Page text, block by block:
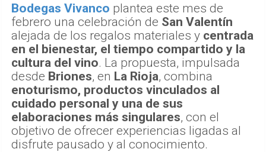
Bodegas Vivanco plantea este mes de
febrero una celebración de San Valentín
alejada de los regalos materiales y centrada
en el bienestar, el tiempo compartido y la
cultura del vino. La propuesta, impulsada
desde Briones, en La Rioja, combina
enoturismo, productos vinculados al
cuidado personal y una de sus
elaboraciones más singulares, con el
objetivo de ofrecer experiencias ligadas al
disfrute pausado y al conocimiento.